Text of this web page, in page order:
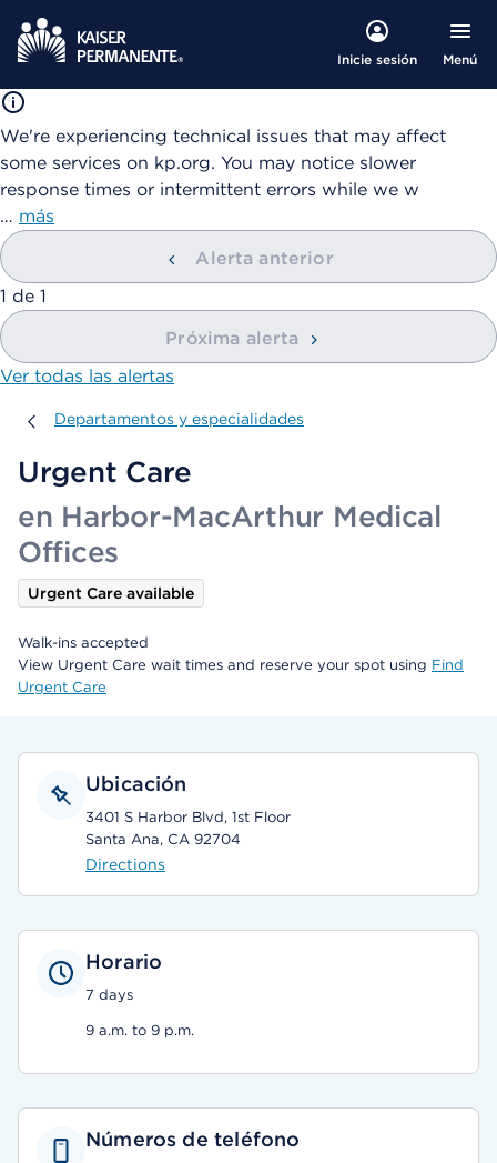
Inicie sesión Menú
We're experiencing technical issues that may affect
some services on kp.org. You may notice slower
response times or intermittent errors while we w
… más
Alerta anterior
mostrando
1 de 1
Próxima alerta
Ver todas las alertas
Departamentos y especialidades
Departamentos y especialidades
Urgent Care
en Harbor-MacArthur Medical
Offices
Urgent Care available
Walk-ins accepted
View Urgent Care wait times and reserve your spot using Find
Urgent Care
Ubicación
3401 S Harbor Blvd, 1st Floor
Santa Ana, CA 92704
Directions
Horario
7 days
9 a.m. to 9 p.m.
Números de teléfono